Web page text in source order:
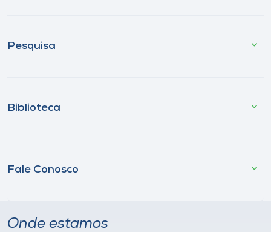
Pesquisa
Biblioteca
Fale Conosco
Onde estamos